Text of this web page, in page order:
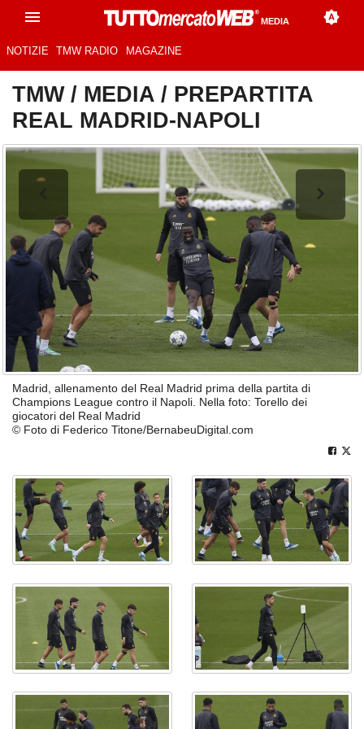
MEDIA
NOTIZIE TMW RADIO MAGAZINE
TMW/ MEDIA / PREPARTITA
REAL MADRID-NAPOLI
Madrid, allenamento del Real Madrid prima della partita di
Champions League contro il Napoli. Nella foto: Torello dei
giocatori del Real Madrid
© Foto di Federico Titone/BernabeuDigital.com